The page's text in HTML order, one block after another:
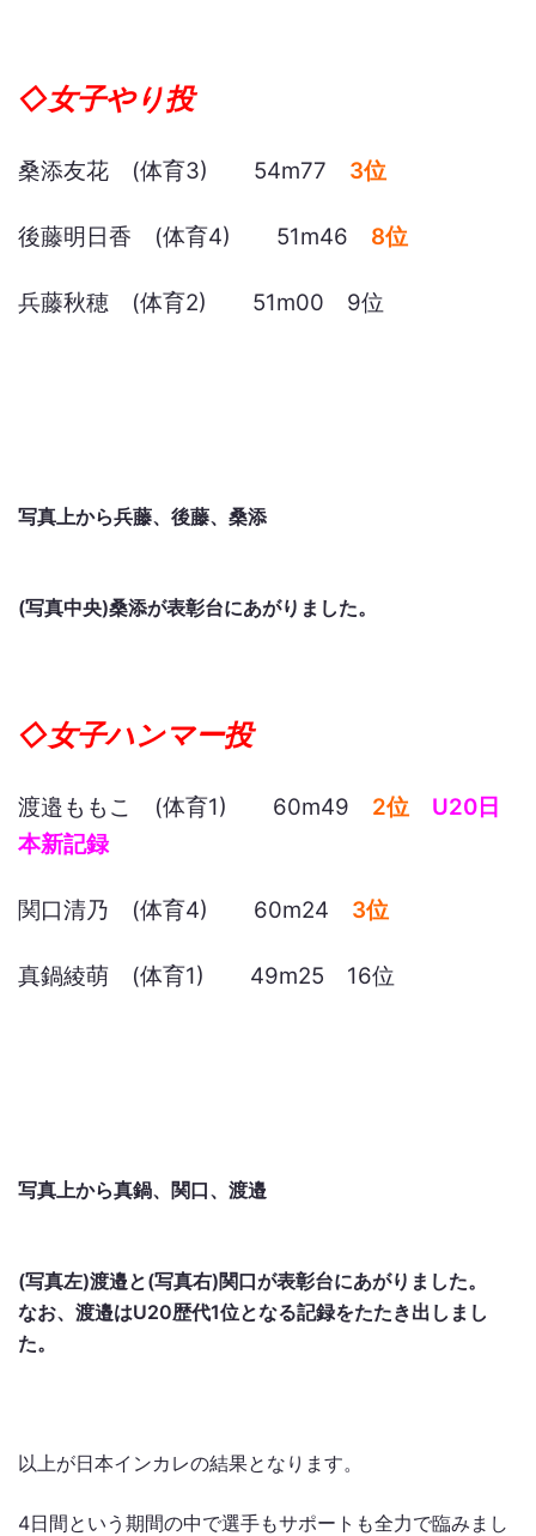
◇女子やり投
桑添友花 (体育3) 54m77 3位
後藤明日香 (体育4) 51m46 8位
兵藤秋穂 (体育2) 51m00 9位
写真上から兵藤、後藤、桑添
(写真中央)桑添が表彰台にあがりました。
◇女子ハンマー投
渡邉ももこ (体育1) 60m49 2位 U20日
本新記録
関口清乃 (体育4) 60m24 3位
真鍋綾萌 (体育1) 49m25 16位
写真上から真鍋、関口、渡邉
(写真左)渡邉と(写真右)関口が表彰台にあがりました。
なお、渡邉はU20歴代1位となる記録をたたき出しまし
た。
以上が日本インカレの結果となります。
4日間という期間の中で選手もサポートも全力で臨みまし